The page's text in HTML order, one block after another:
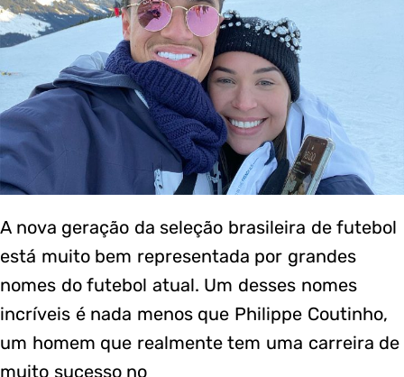
A nova geração da seleção brasileira de futebol
está muito bem representada por grandes
nomes do futebol atual. Um desses nomes
incríveis é nada menos que Philippe Coutinho,
um homem que realmente tem uma carreira de
muito sucesso no